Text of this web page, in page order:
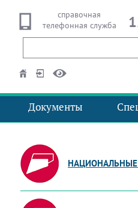
справочная
телефонная служба
Документы